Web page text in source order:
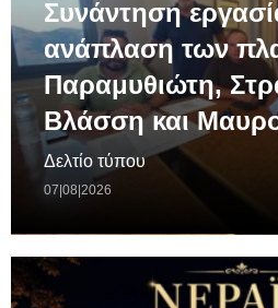
Συνάντηση
ανάπλαση των
Παραμυθιώτη,
Βλάσση και
Δελτίο τύπου
07|08|2026